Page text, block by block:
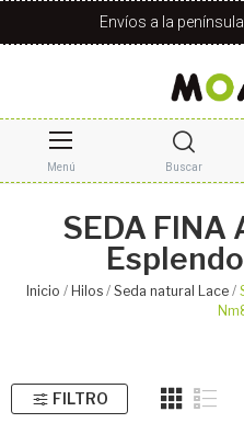
Envíos a la
Menú Buscar
SEDA FINA
Inicio Hilos Seda natural Lace
FILTRO